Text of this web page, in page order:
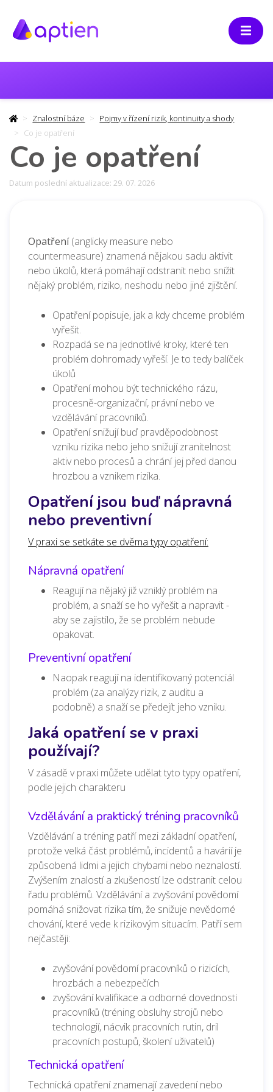
Znalostní báze
Pojmy v řízení rizik, kontinuity a shody
Co je opatření
Co je opatření
Datum poslední aktualizace: 29. 07. 2026
Opatření(anglicky measure nebo
countermeasure) znamená nějakou sadu aktivit
nebo úkolů, která pomáhají odstranit nebo snížit
nějaký problém, riziko, neshodu nebo jiné zjištění.
Opatření popisuje, jak a kdy chceme problém
vyřešit.
Rozpadá se na jednotlivé kroky, které ten
problém dohromady vyřeší. Je to tedy balíček
úkolů
Opatření mohou být technického rázu,
procesně-organizační, právní nebo ve
vzdělávání pracovníků.
Opatření snižují buď pravděpodobnost
vzniku rizika nebo jeho snižují zranitelnost
aktiv nebo procesů a chrání jej před danou
hrozbou a vznikem rizika.
Opatření jsou buď nápravná
nebo preventivní
V praxi se setkáte se dvěma typy opatření:
Nápravná opatření
Reagují na nějaký již vzniklý problém na
problém, a snaží se ho vyřešit a napravit -
aby se zajistilo, že se problém nebude
opakovat.
Preventivní opatření
Naopak reagují na identifikovaný potenciál
problém (za analýzy rizik, z auditu a
podobně) a snaží se předejít jeho vzniku.
Jaká opatření se v praxi
používají?
V zásadě v praxi můžete udělat tyto typy opatření,
podle jejich charakteru
Vzdělávání a praktický tréning pracovníků
Vzdělávání a tréning patří mezi základní opatření,
protože velká část problémů, incidentů a havárií je
způsobená lidmi a jejich chybami nebo neznalostí.
Zvýšením znalostí a zkušeností lze odstranit celou
řadu problémů. Vzdělávání a zvyšování povědomí
pomáhá snižovat rizika tím, že snižuje nevědomé
chování, které vede k rizikovým situacím. Patří sem
nejčastěji:
zvyšování povědomí pracovníků o rizicích,
hrozbách a nebezpečích
zvyšování kvalifikace a odborné dovednosti
pracovníků (tréning obsluhy strojů nebo
technologií, nácvik pracovních rutin, dril
pracovních postupů, školení uživatelů)
Technická opatření
Technická opatření znamenají zavedení nebo